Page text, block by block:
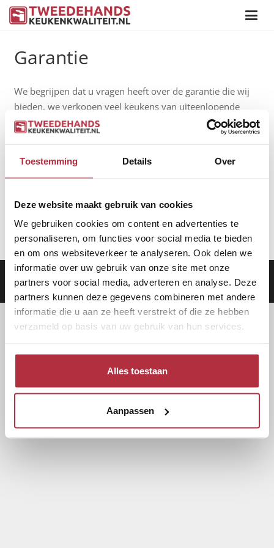
Toestemming Details Over
Deze website maakt gebruik van cookies
We gebruiken cookies om content en advertenties te
personaliseren, om functies voor social media te bieden
en om ons websiteverkeer te analyseren. Ook delen we
informatie over uw gebruik van onze site met onze
partners voor social media, adverteren en analyse. Deze
partners kunnen deze gegevens combineren met andere
informatie die u aan ze heeft verstrekt of die ze hebben
verzameld op basis van uw gebruik van hun services.
Alles toestaan
Aanpassen
Garantie
We begrijpen dat u vragen heeft over de garantie die wij
bieden, we verkopen veel keukens van uiteenlopende
merken en soorten. Standaard bieden we daarom 3
maanden garantie op alle apparatuur die in de keukens
aangaan van deze apparatuur.
dient de klant het te brengen naar ons magazijn en wordt
het gerepareerd en dient de klant het weer zelf op te
halen.
Aanbod |Keukens|Levering|Garantie|Privacy Beleid